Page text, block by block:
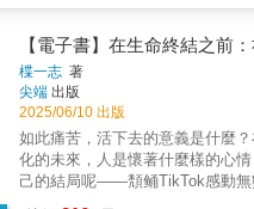
的面談。面對一心尋死的摯友，
對方面對活下去的痛苦與孤獨？
放棄生命的我，是否也能成為某個
光……？二〇四〇年，神奈川縣江
焉渡假村〉。曾經申請過合法自殺
回到這個熟悉的地方，並在這裡開
命幫助者」的工作。然而，曾經選
並擁抱死亡的她，心中仍存在著
樣的她，真的能夠設身處地，替
想嗎？就在此時，同為「人命幫
【電子書】在生命終結之前
楪一志 著
尖端 出版
2025/06/10 出版
如此痛苦，活下去的意義是什麼
化的未來，人是懷著什麼樣的心
己的結局呢——頽鲬TikTok感動無